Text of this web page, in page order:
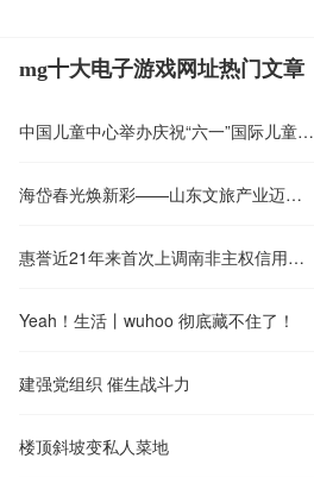
mg十大电子游戏网址热门文章
中国儿童中心举办庆祝“六一”国际儿童节主题游园活动
海岱春光焕新彩——山东文旅产业迈向高质量发展观察
惠誉近21年来首次上调南非主权信用评级
Yeah！生活丨wuhoo 彻底藏不住了！
建强党组织 催生战斗力
楼顶斜坡变私人菜地